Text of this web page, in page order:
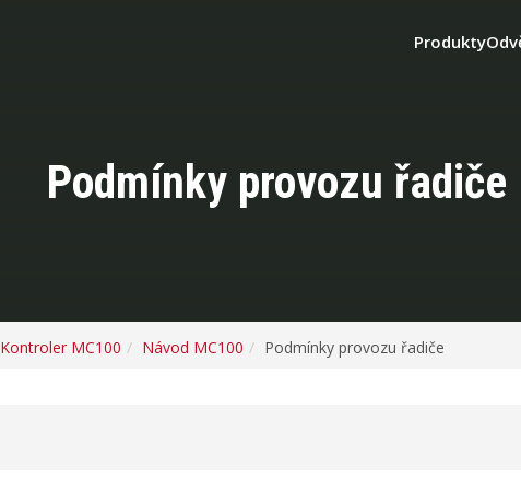
Produkty
Podmínky provozu řadiče
Kontroler MC100 Návod MC100 Podmínky provozu řadiče